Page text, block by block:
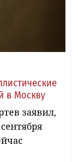
в Москву
заявил,